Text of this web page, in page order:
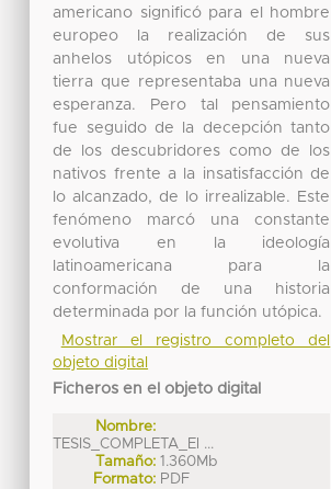
americano significó para el hombre
europeo la realización de sus
anhelos utópicos en una nueva
tierra que representaba una nueva
esperanza. Pero tal pensamiento
fue seguido de la decepción tanto
de los descubridores como de los
nativos frente a la insatisfacción de
lo alcanzado, de lo irrealizable. Este
fenómeno marcó una constante
evolutiva en la ideología
latinoamericana para la
conformación de una historia
determinada por la función utópica.
Mostrar el registro completo del
objeto digital
Ficheros en el objeto digital
Nombre:
TESIS_COMPLETA_El ...
Tamaño: 1.360Mb
Formato: PDF